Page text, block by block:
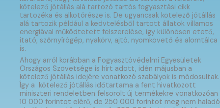
kötelező jótállás alá tartozó tartós fogyasztási cikk
tartozéka és alkotórésze is. De ugyancsak kötelező jótállás
alá tartozik például a kedvtelésből tartott állatok villamos
energiával működtetett felszerelése, így különösen etető,
itató, szőrnyírógép, nyakörv, ajtó, nyomkövető és alomtálca
is.
Ahogy arról korábban a Fogyasztóvédelmi Egyesületek
Országos Szövetsége is hírt adott, idén májusban a
kötelező jótállás idejére vonatkozó szabályok is módosultak.
Így a kötelező jótállás időtartama a fent hivatkozott
miniszteri rendeletben felsorolt új termékekre vonatkozóan
10 000 forintot elérő, de 250 000 forintot meg nem haladó